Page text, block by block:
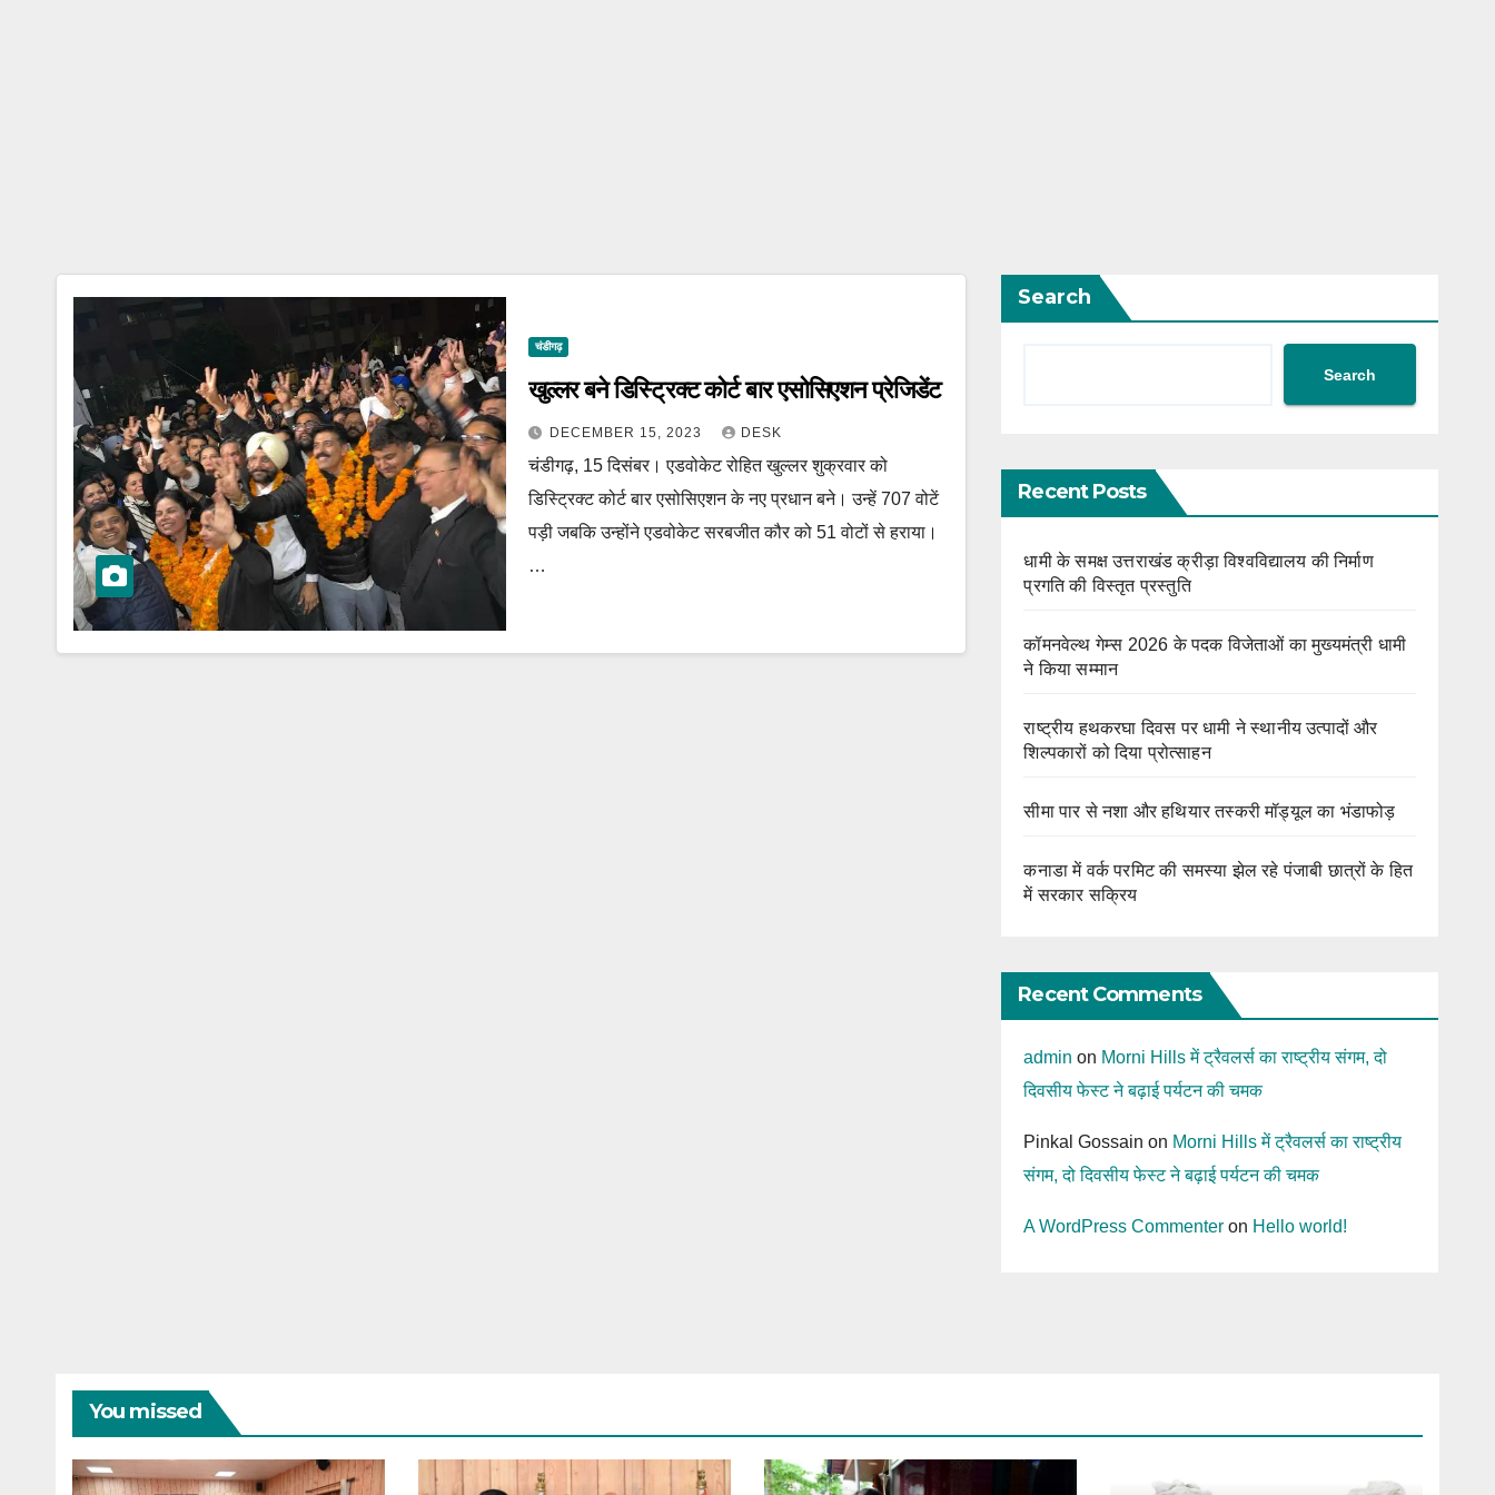
चंडीगढ़
खुल्लर बने डिस्ट्रिक्ट कोर्ट बार एसोसिएशन प्रेजिडेंट
DECEMBER 15, 2023 DESK
चंडीगढ़, 15 दिसंबर। एडवोकेट रोहित खुल्लर शुक्रवार को
डिस्ट्रिक्ट कोर्ट बार एसोसिएशन के नए प्रधान बने। उन्हें 707 वोटें
पड़ी जबकि उन्होंने एडवोकेट सरबजीत कौर को 51 वोटों से हराया।
…
Search
Search
Recent Posts
धामी के समक्ष उत्तराखंड क्रीड़ा विश्वविद्यालय की निर्माण
प्रगति की विस्तृत प्रस्तुति
कॉमनवेल्थ गेम्स 2026 के पदक विजेताओं का मुख्यमंत्री धामी
ने किया सम्मान
राष्ट्रीय हथकरघा दिवस पर धामी ने स्थानीय उत्पादों और
शिल्पकारों को दिया प्रोत्साहन
सीमा पार से नशा और हथियार तस्करी मॉड्यूल का भंडाफोड़
कनाडा में वर्क परमिट की समस्या झेल रहे पंजाबी छात्रों के हित
में सरकार सक्रिय
Recent Comments
admin on Morni Hills में ट्रैवलर्स का राष्ट्रीय संगम, दो
दिवसीय फेस्ट ने बढ़ाई पर्यटन की चमक
Pinkal Gossain on Morni Hills में ट्रैवलर्स का राष्ट्रीय
संगम, दो दिवसीय फेस्ट ने बढ़ाई पर्यटन की चमक
A WordPress Commenter on Hello world!
You missed